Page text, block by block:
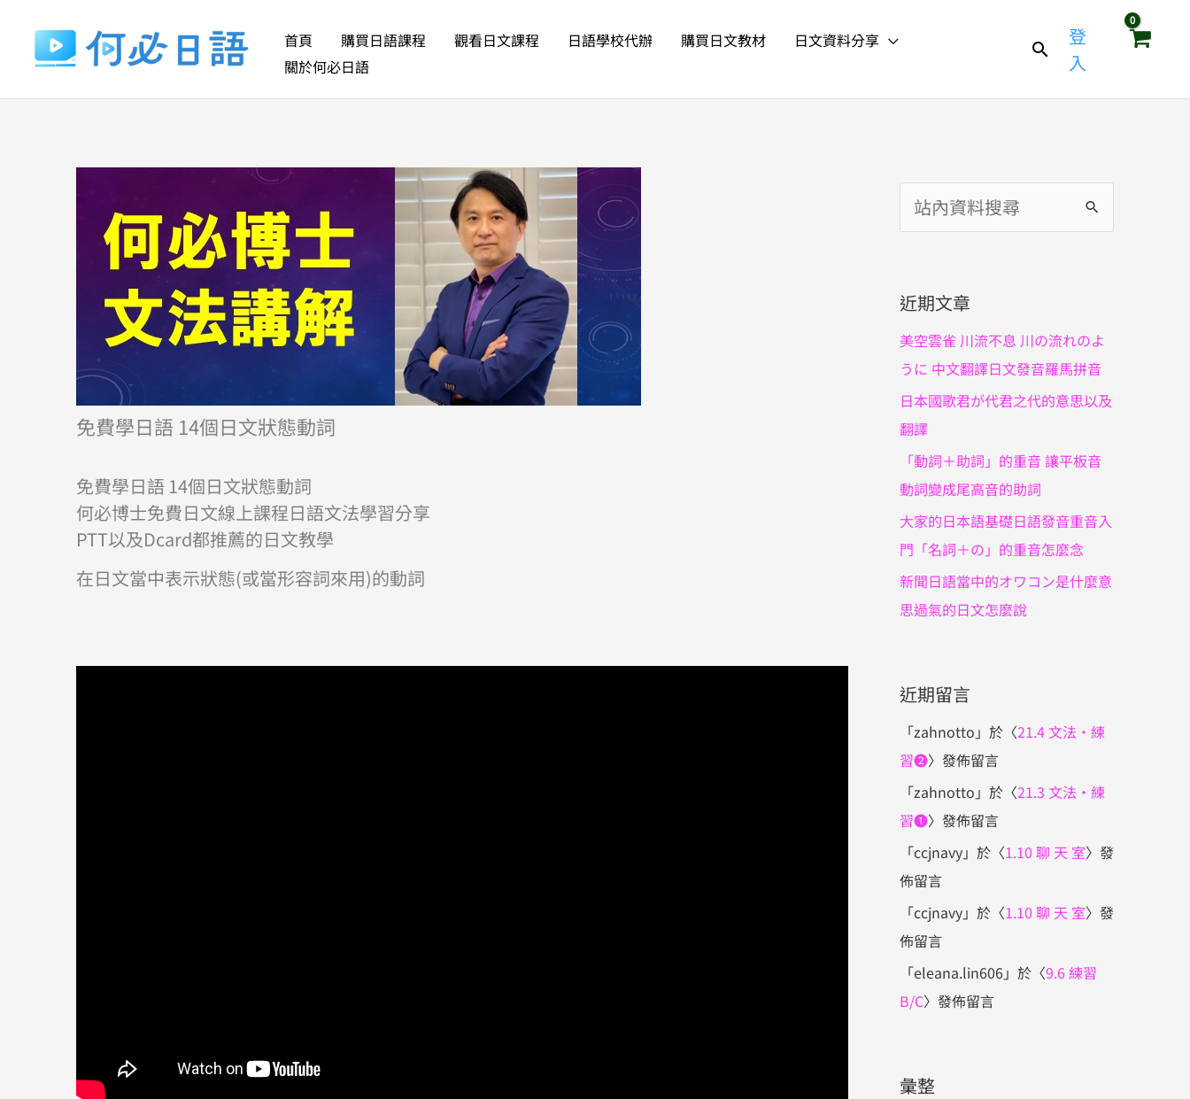
要
首頁 購買日語課程 觀看日文課程 日語學校代辦 購買日文教材
日文資料分享
關於何必日語
登
入
免費學日語 14個日文狀態動詞
免費學日語 14個日文狀態動詞
何必博士免費日文線上課程日語文法學習分享
PTT以及Dcard都推薦的日文教學
在日文當中表示狀態(或當形容詞來用)的動詞
尋
鍵
:
近期文章
美空雲雀 川流不息 川の流れのよ
うに 中文翻譯日文發音羅馬拼音
日本國歌君が代君之代的意思以及
翻譯
「動詞＋助詞」的重音 讓平板音
動詞變成尾高音的助詞
大家的日本語基礎日語發音重音入
門「名詞＋の」的重音怎麼念
新聞日語當中的オワコン是什麼意
思過氣的日文怎麼說
近期留言
「zahnotto 」於〈21.4 文法・練
習❷〉發佈留言
「zahnotto 」於〈21.3 文法・練
習❶〉發佈留言
「ccjnavy」於〈1.10 聊 天 室〉發
佈留言
「ccjnavy」於〈1.10 聊 天 室〉發
佈留言
「eleana.lin606」於〈9.6 練習
B/C〉發佈留言
彙整